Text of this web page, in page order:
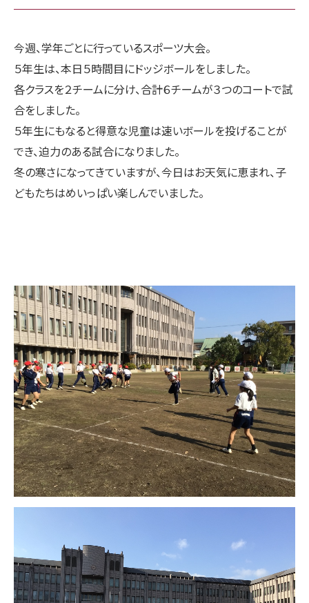
今週、学年ごとに行っているスポーツ大会。
５年生は、本日５時間目にドッジボールをしました。
各クラスを２チームに分け、合計６チームが３つのコートで試
合をしました。
５年生にもなると得意な児童は速いボールを投げることが
でき、迫力のある試合になりました。
冬の寒さになってきていますが、今日はお天気に恵まれ、子
どもたちはめいっぱい楽しんでいました。